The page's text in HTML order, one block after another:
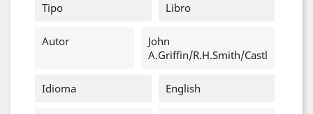
Tipo
Libro
Autor
John
A.Griffin/R.H.Smith/Castl
Idioma English